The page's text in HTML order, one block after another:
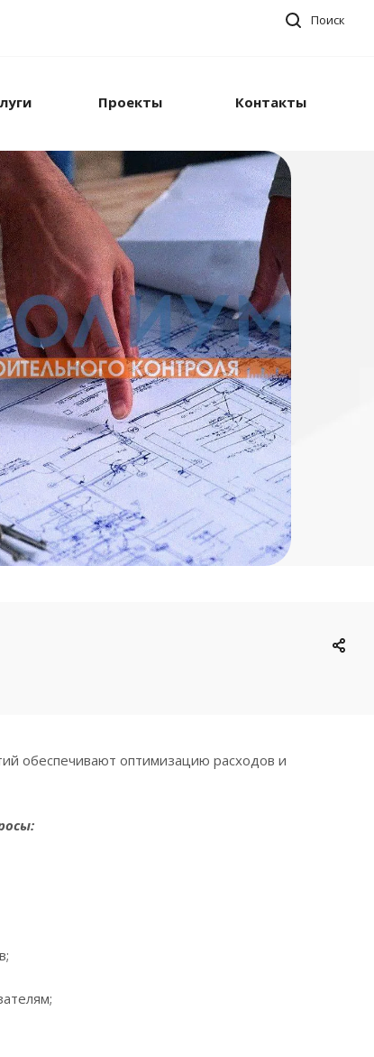
Поиск
Проекты Контакты
обеспечивают оптимизацию расходов и